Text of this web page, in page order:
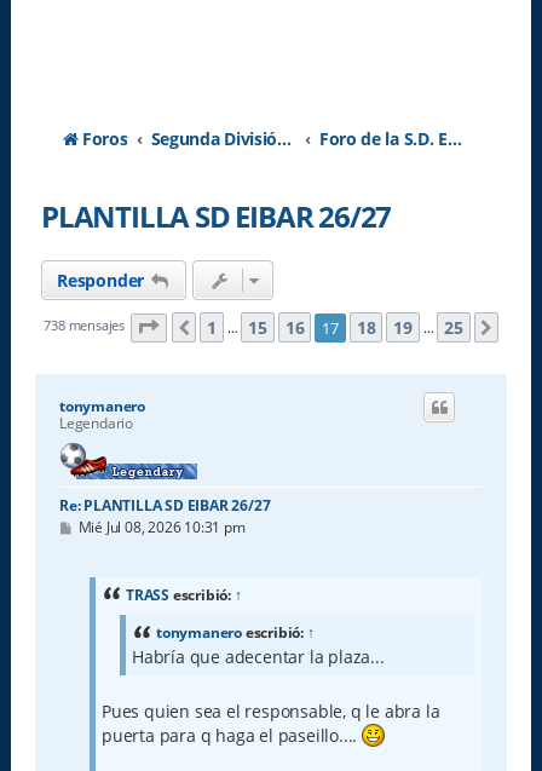
Foros Segunda División A - Temporada 2026-2027 Foro de la S.D. Eibar
PLANTILLA SD EIBAR 26/27
Responder
738 mensajes Página 17 de
Anterior
1 … 15 16 17 18 19 … 25
tonymanero
Legendario
Re: PLANTILLA SD EIBAR 26/27
M
Mié Jul 08, 2026 10:31 pm
TRASS escribió: ↑
tonymaneroescribió: ↑
Habría que adecentar la plaza...
Pues quien sea el responsable, q le abra la
puerta para q haga el paseillo....